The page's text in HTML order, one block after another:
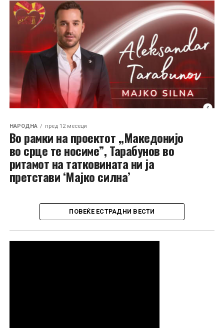
НАРОДНА пред 12 месеци
Во рамки на проектот ,,Македонијо
во срце те носиме”, Тарабунов во
ритамот на татковината ни ја
претстави ‘Мајко силна’
ПОВЕЌЕ ЕСТРАДНИ ВЕСТИ